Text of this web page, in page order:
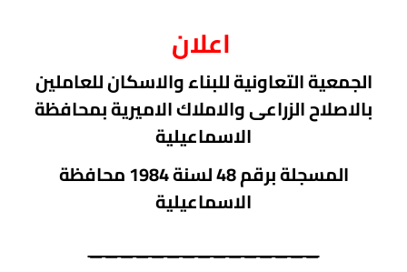
اعلان
الجمعية التعاونية للبناء والاسكان للعاملين
بالاصلاح الزراعى والاملاك الاميرية بمحافظة
الاسماعيلية
المسجلة برقم 48 لسنة 1984 محافظة
الاسماعيلية
_______________